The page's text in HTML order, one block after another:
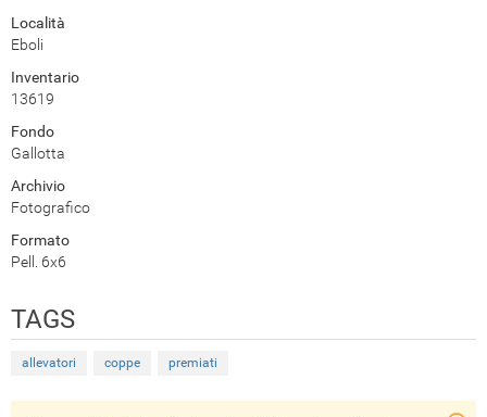
Località
Eboli
Inventario
13619
Fondo
Gallotta
Archivio
Fotografico
Formato
Pell. 6x6
TAGS
allevatori coppe premiati